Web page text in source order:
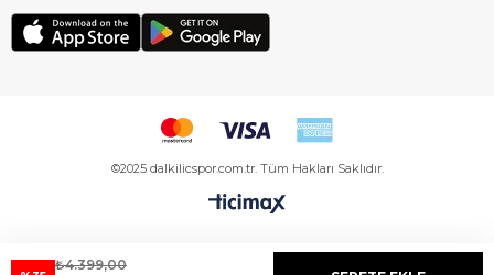
©2025 dalkilicspor.com.tr. Tüm Hakları Saklıdır.
₺4.399,00